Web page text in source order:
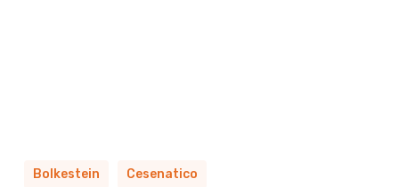
Bolkestein Cesenatico